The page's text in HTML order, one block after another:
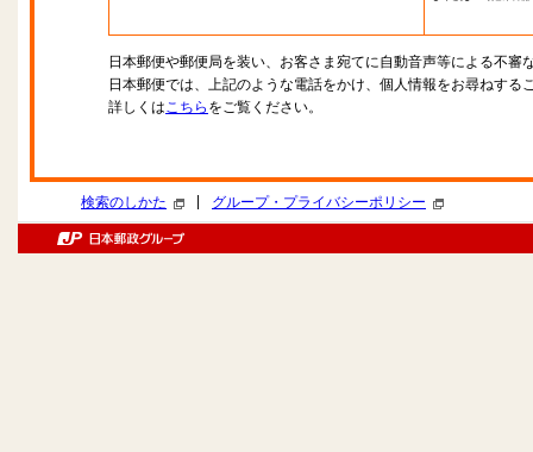
日本郵便や郵便局を装い、お客さま宛てに自動音声等による不審
日本郵便では、上記のような電話をかけ、個人情報をお尋ねする
詳しくはこちら をご覧ください。
検索のしかた グループ・プライバシーポリシー